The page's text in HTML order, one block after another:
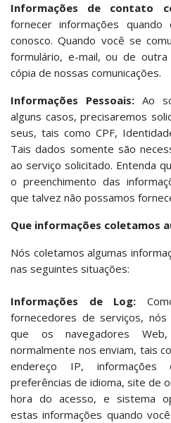
Informações de contato
fornecer informações
conosco. Quando você se
formulário, e-mail, ou de outra
cópia de nossas comunicações.
Informações Pessoais:Ao
alguns casos, precisaremos
seus, tais como CPF,
Tais dados somente são
ao serviço solicitado. Entenda
o preenchimento das
que talvez não possamos
Que informações coletamos
Nós coletamos algumas
nas seguintes situações:
Informações de Log:
fornecedores de serviços,
que os navegadores
normalmente nos enviam, tais
endereço IP, informações
preferências de idioma, site de
hora do acesso, e sistema
estas informações quando